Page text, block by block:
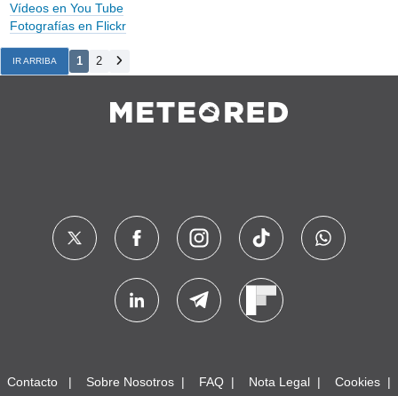
Vídeos en You Tube
Fotografías en Flickr
IR ARRIBA 1 2
Contacto Sobre Nosotros FAQ Nota Legal Cookies